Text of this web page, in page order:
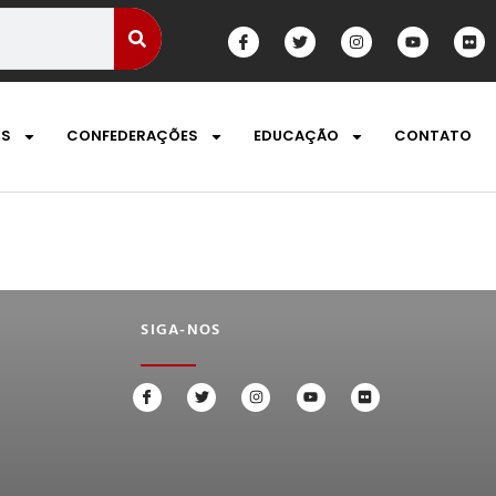
CONFEDERAÇÕES EDUCAÇÃO CONTATO
SIGA-NOS